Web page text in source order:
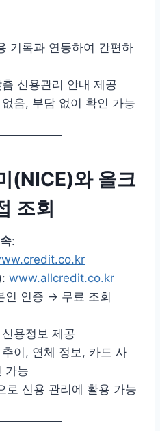
기록과 연동하여 간편하
신용관리 안내 제공
음, 부담 없이 확인 가능
(NICE)와 올크
조회
:
: www.allcredit.co.kr
인 인증 → 무료 조회
용정보 제공
이, 연체 정보, 카드 사
가능
로 신용 관리에 활용 가능